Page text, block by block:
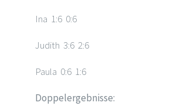
Ina 1:6 0:6
Judith 3:6 2:6
Paula 0:6 1:6
Doppelergebnisse: